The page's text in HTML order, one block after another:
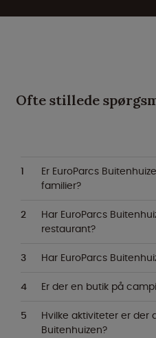
Ofte stillede
Er EuroParcs
familier?
Har EuroParcs
restaurant?
Har EuroParcs
Er der en butik på
Hvilke aktiviteter er der
Buitenhuizen?